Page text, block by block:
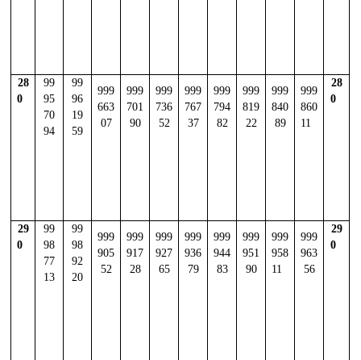
28
0
99
95
70
94
99
96
19
59
999
663
07
999
701
90
999
736
52
999
767
37
999
794
82
999
819
22
999
840
89
999
860
11
28
0
29
0
99
98
77
13
99
98
92
20
999
905
52
999
917
28
999
927
65
999
936
79
999
944
83
999
951
90
999
958
11
999
963
56
29
0